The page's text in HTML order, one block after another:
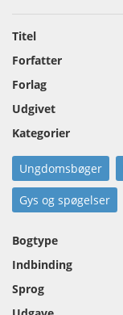
Titel
Forfatter
Forlag
Udgivet
Kategorier
Ungdomsbøger
Gys og spøgelser
Bogtype
Indbinding
Sprog